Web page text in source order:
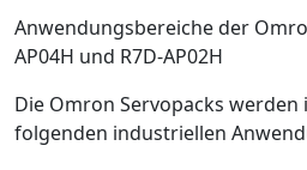
Anwendungsbereiche der
AP04H und R7D-AP02H
Die Omron Servopacks werden
folgenden industriellen